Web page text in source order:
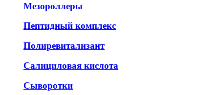
Мезороллеры
Пептидный комплекс
Полиревитализант
Салициловая кислота
Сыворотки